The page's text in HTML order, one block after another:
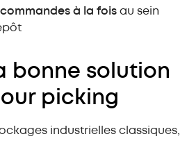
à la fois au sein
bonne solution
picking
industrielles classiques,